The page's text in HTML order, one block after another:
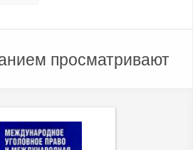
просматривают